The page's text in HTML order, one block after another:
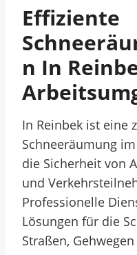
Effiziente
N In
In Reinbek ist eine
Schneeräumung
die Sicherheit von
und
Professionelle
Lösungen für die
Straßen,